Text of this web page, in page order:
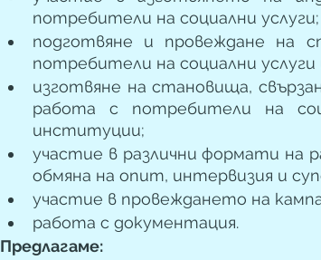
потребители на социални услуги;
подготвяне и провеждане на
потребители на социални
изготвяне на становища,
работа с потребители на
институции;
участие в различни формати на
обмяна на опит, интервизия и
участие в провеждането на
работа с документация.
Предлагаме: